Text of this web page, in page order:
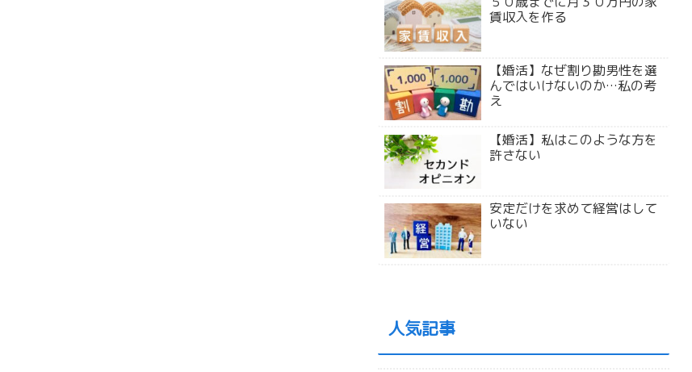
賃収入を作る
【婚活】なぜ割り勘男性を選
んではいけないのか…私の考
え
【婚活】私はこのような方を
許さない
安定だけを求めて経営はして
いない
人気記事